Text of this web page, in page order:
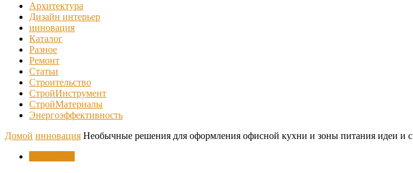
Архитектура
Дизайн интерьер
инновация
Каталог
Разное
Ремонт
Статьи
Строительство
СтройИнструмент
СтройМатериалы
Энергоэффективность
Домой инновация Необычные решения для оформления офисной кухни и зоны питания идеи и с